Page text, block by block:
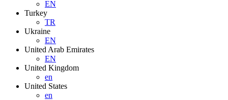
EN
Turkey
TR
Ukraine
EN
United Arab Emirates
EN
United Kingdom
en
United States
en